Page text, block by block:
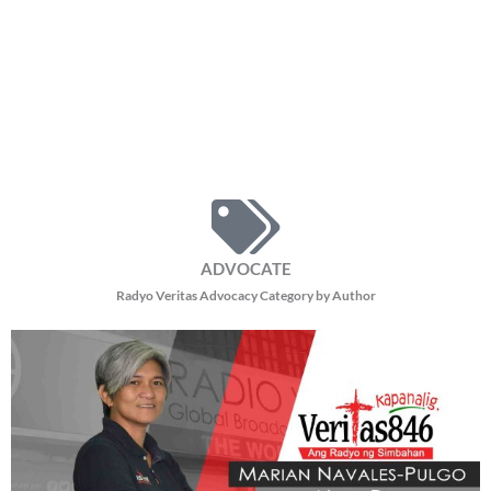
ADVOCATE
Radyo Veritas Advocacy Category by Author